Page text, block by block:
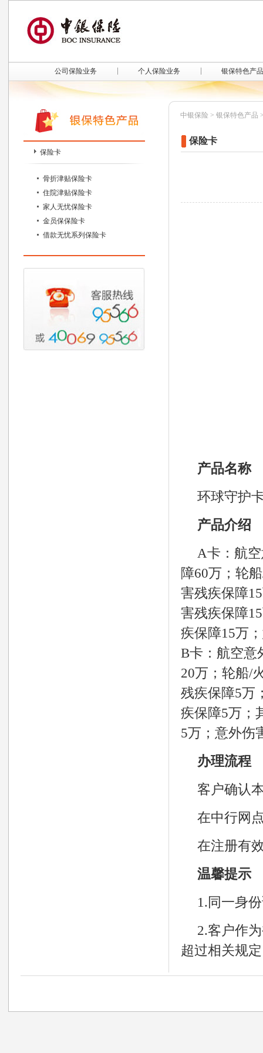
公司保险业务 个人保险业务 银保特色产品
保险卡
骨折津贴保险卡
住院津贴保险卡
家人无忧保险卡
金员保保险卡
借款无忧系列保险卡
中银保险 > 银保特色产品
保险卡
产品名称
环球守护
产品介绍
A卡：航
障60万；轮
害残疾保障
害残疾保障
疾保障15万
B卡：航空意
20万；轮船/
残疾保障5万
疾保障5万；
5万；意外伤
办理流程
客户确认
在中行网
在注册有
温馨提示
1.同一身
2.客户作
超过相关规定